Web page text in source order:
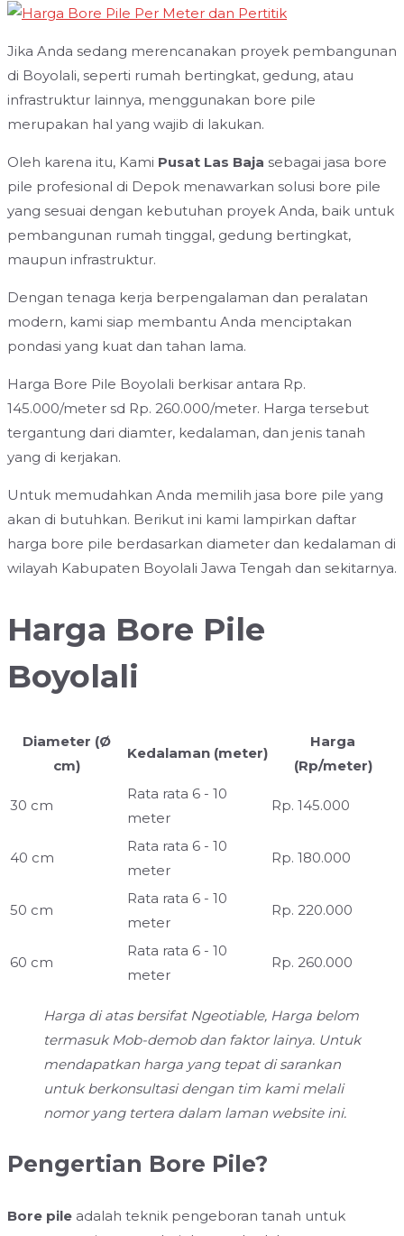
Jika Anda sedang merencanakan proyek pembangunan
di Boyolali, seperti rumah bertingkat, gedung, atau
infrastruktur lainnya, menggunakan bore pile
merupakan hal yang wajib di lakukan.
Oleh karena itu, Kami Pusat Las Baja sebagai jasa bore
pile profesional di Depok menawarkan solusi bore pile
yang sesuai dengan kebutuhan proyek Anda, baik untuk
pembangunan rumah tinggal, gedung bertingkat,
maupun infrastruktur.
Dengan tenaga kerja berpengalaman dan peralatan
modern, kami siap membantu Anda menciptakan
pondasi yang kuat dan tahan lama.
Harga Bore Pile Boyolali berkisar antara Rp.
145.000/meter sd Rp. 260.000/meter. Harga tersebut
tergantung dari diamter, kedalaman, dan jenis tanah
yang di kerjakan.
Untuk memudahkan Anda memilih jasa bore pile yang
akan di butuhkan. Berikut ini kami lampirkan daftar
harga bore pile berdasarkan diameter dan kedalaman di
wilayah Kabupaten Boyolali Jawa Tengah dan sekitarnya.
Harga Bore Pile
Boyolali
Diameter (Ø
cm)
Kedalaman (meter)
Harga
(Rp/meter)
30 cm
Rata rata 6 - 10
meter
Rp. 145.000
40 cm
Rata rata 6 - 10
meter
Rp. 180.000
50 cm
Rata rata 6 - 10
meter
Rp. 220.000
60 cm
Rata rata 6 - 10
meter
Rp. 260.000
Harga di atas bersifat Ngeotiable, Harga belom
termasuk Mob-demob dan faktor lainya. Untuk
mendapatkan harga yang tepat di sarankan
untuk berkonsultasi dengan tim kami melali
nomor yang tertera dalam laman website ini.
Pengertian Bore Pile?
Bore pile adalah teknik pengeboran tanah untuk